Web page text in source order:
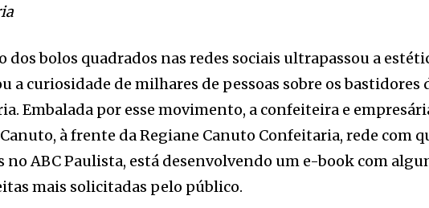
dos bolos quadrados nas redes sociais ultrapassou a
a curiosidade de milhares de pessoas sobre os bastidores
Embalada por esse movimento, a confeiteira e
à frente da Regiane Canuto Confeitaria, rede com
no ABC Paulista, está desenvolvendo um e-book com
mais solicitadas pelo público.